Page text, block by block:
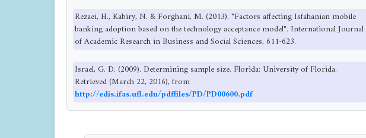
Rezaei, H., Kabiry, N. & Forghani, M. (2013). "Factors affecting Isfahanian mobile
banking adoption based on the technology acceptance model". International Journal
of Academic Research in Business and Social Sciences, 611-623.
Israel, G. D. (2009). Determining sample size. Florida: University of Florida.
Retrieved (March 22, 2016), from
http://edis.ifas.ufl.edu/pdffiles/PD/PD00600.pdf